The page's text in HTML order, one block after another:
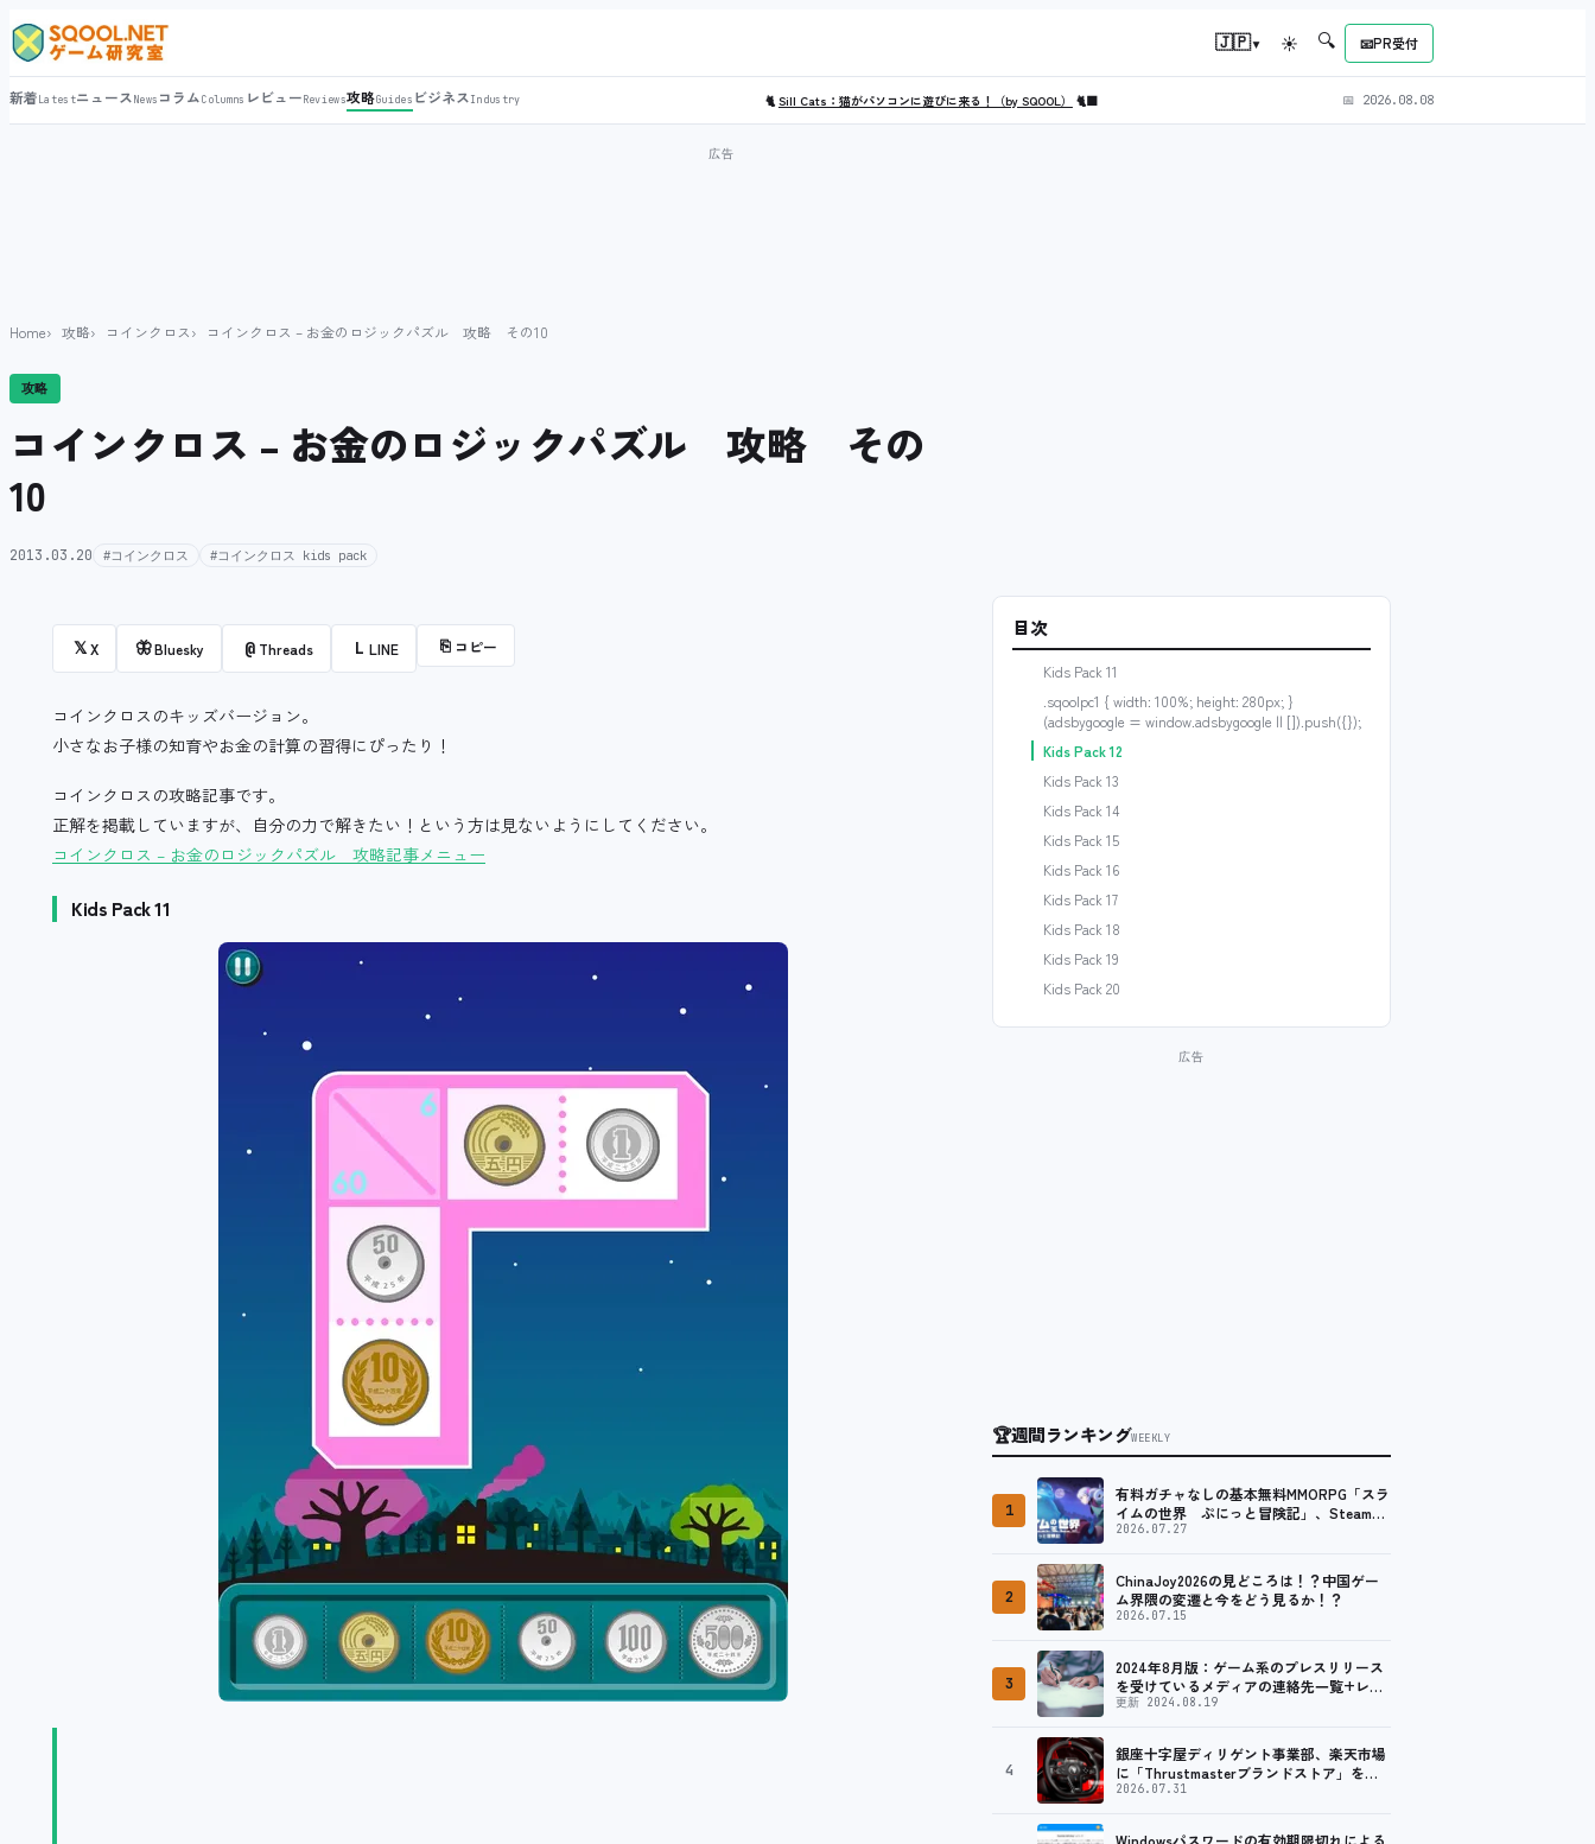
🇯🇵▾ ☀ 🔍 📧PR受付
新着LatestニュースNews コラムColumns レビューReviews攻略Guides ビジネスIndustry 🐈Sill Cats：猫がパソコンに遊びに来る！（by SQOOL） 🐈‍⬛ 📅 2026.08.08
Home 攻略 コインクロス コインクロス – お金のロジックパズル 攻略 その10
攻略
コインクロス – お金のロジックパズル 攻略 その
10
2013.03.20 #コインクロス #コインクロス kids pack
𝕏X 🦋Bluesky @ Threads L LINE ⎘ コピー
コインクロスのキッズバージョン。
小さなお子様の知育やお金の計算の習得にぴったり！
コインクロスの攻略記事です。
正解を掲載していますが、自分の力で解きたい！という方は見ないようにしてください。
コインクロス – お金のロジックパズル 攻略記事メニュー
Kids Pack 11
目次
Kids Pack 11
.sqoolpc1 { width: 100%; height: 280px; }
(adsbygoogle = window.adsbygoogle || []).push({});
Kids Pack 12
Kids Pack 13
Kids Pack 14
Kids Pack 15
Kids Pack 16
Kids Pack 17
Kids Pack 18
Kids Pack 19
Kids Pack 20
🏆週間ランキングWEEKLY
1
有料ガチャなしの基本無料MMORPG「スラ
イムの世界 ぷにっと冒険記」、Steam向
けの無料体験版が8月末に配信決定
2026.07.27
2
ChinaJoy2026の見どころは！？中国ゲー
ム界隈の変遷と今をどう見るか！？
2026.07.15
3
2024年8月版：ゲーム系のプレスリリース
を受けているメディアの連絡先一覧+レビ
ュー依頼先一覧
更新 2024.08.19
4
銀座十字屋ディリゲント事業部、楽天市場
に「Thrustmasterブランドストア」をオ
ープン。記念キャンペーンでポイントアッ
ローラーを中心に、幅広くラインナップ
2026.07.31